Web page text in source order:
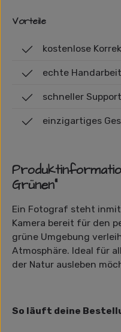
Vorteile
kostenlose
echte Handarbeit
schneller Support
einzigartiges
Grünen"
Ein Fotograf steht
Kamera bereit für den
grüne Umgebung
Atmosphäre. Ideal für
der Natur ausleben
So läuft deine